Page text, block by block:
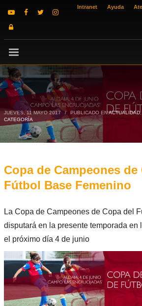
Intranet Ayuda
JUEVES, 11 MAYO 2017 / PUBLICADO ENACTUALIDAD,
CATEGORÍA
Copa de Campeones de
Fútbol Base Femenino
La Copa de Campeones de Copa del
disputará en la presente temporada en
el próximo día 4 de junio